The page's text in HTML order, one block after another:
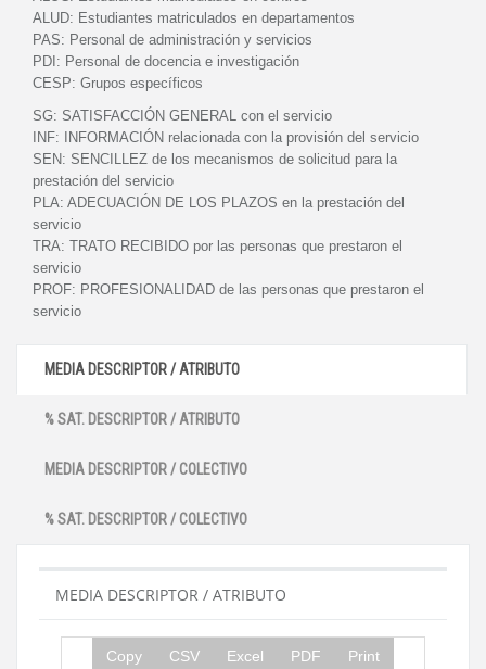
ALUD: Estudiantes matriculados en departamentos
PAS: Personal de administración y servicios
PDI: Personal de docencia e investigación
CESP: Grupos específicos
SG: SATISFACCIÓN GENERAL con el servicio
INF:
INFORMACIÓN relacionada con la provisión del servicio
SEN: SENCILLEZ de los mecanismos de solicitud para la
prestación del servicio
PLA: ADECUACIÓN DE LOS PLAZOS en la prestación del
servicio
TRA: TRATO RECIBIDO por las personas que prestaron el
servicio
PROF: PROFESIONALIDAD de las personas que prestaron el
servicio
MEDIA DESCRIPTOR / ATRIBUTO
% SAT. DESCRIPTOR / ATRIBUTO
MEDIA DESCRIPTOR / COLECTIVO
% SAT. DESCRIPTOR / COLECTIVO
MEDIA DESCRIPTOR / ATRIBUTO
Copy CSV Excel PDF Print